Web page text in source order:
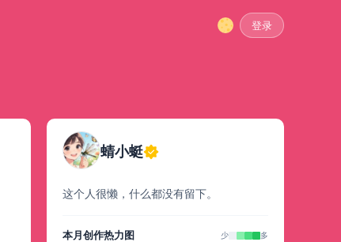
登录
蜻小蜓
这个人很懒，什么都没有留下。
本月创作热力图 少 多